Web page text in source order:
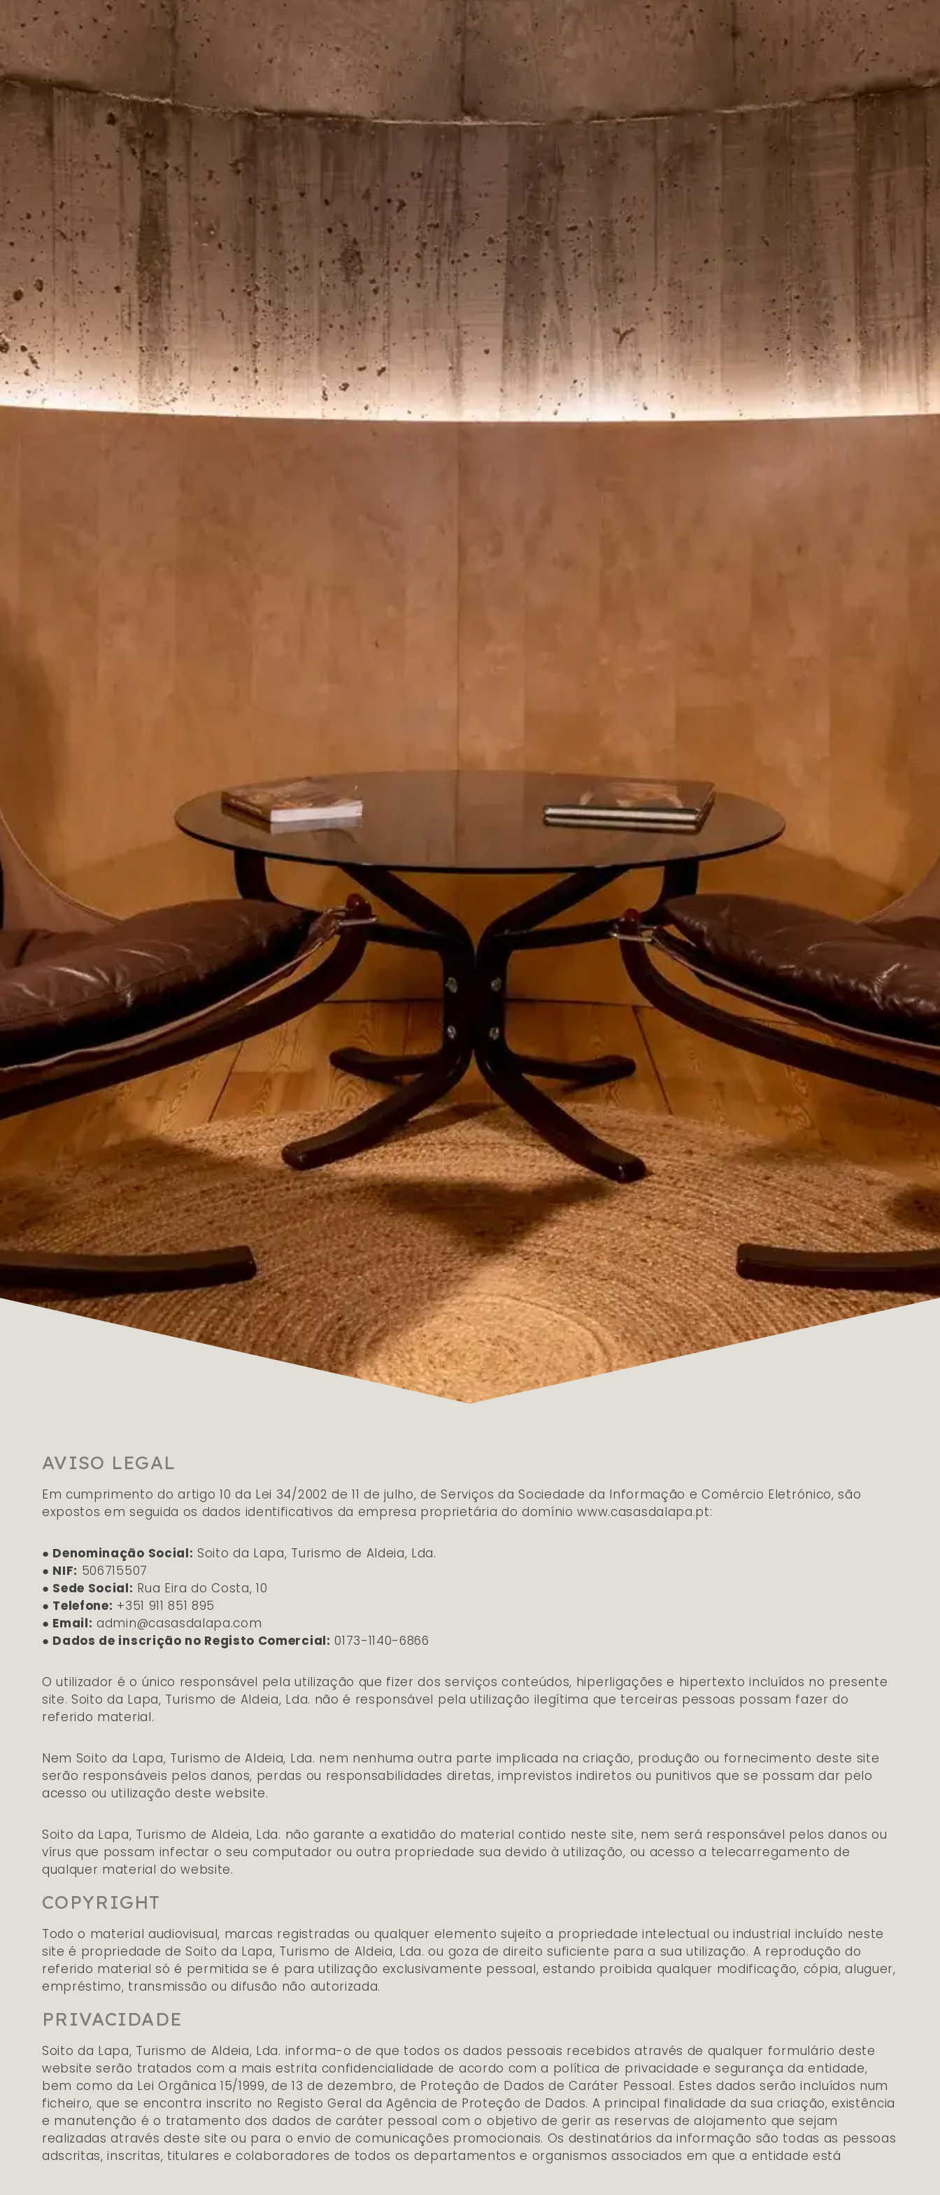
AVISO LEGAL
Em cumprimento do artigo 10 da Lei 34/2002 de 11 de julho, de Serviços da Sociedade da Informação e Comércio Eletrónico, são
expostos em seguida os dados identificativos da empresa proprietária do domínio www.casasdalapa.pt:
● Denominação Social: Soito da Lapa, Turismo de Aldeia, Lda.
● NIF: 506715507
● Sede Social: Rua Eira do Costa, 10
● Telefone: +351 911 851 895
● Email: admin@casasdalapa.com
● Dados de inscrição no Registo Comercial: 0173-1140-6866
O utilizador é o único responsável pela utilização que fizer dos serviços conteúdos, hiperligações e hipertexto incluídos no presente
site. Soito da Lapa, Turismo de Aldeia, Lda. não é responsável pela utilização ilegítima que terceiras pessoas possam fazer do
referido material.
Nem Soito da Lapa, Turismo de Aldeia, Lda. nem nenhuma outra parte implicada na criação, produção ou fornecimento deste site
serão responsáveis pelos danos, perdas ou responsabilidades diretas, imprevistos indiretos ou punitivos que se possam dar pelo
acesso ou utilização deste website.
Soito da Lapa, Turismo de Aldeia, Lda. não garante a exatidão do material contido neste site, nem será responsável pelos danos ou
vírus que possam infectar o seu computador ou outra propriedade sua devido à utilização, ou acesso a telecarregamento de
qualquer material do website.
COPYRIGHT
Todo o material audiovisual, marcas registradas ou qualquer elemento sujeito a propriedade intelectual ou industrial incluído neste
site é propriedade de Soito da Lapa, Turismo de Aldeia, Lda. ou goza de direito suficiente para a sua utilização. A reprodução do
referido material só é permitida se é para utilização exclusivamente pessoal, estando proibida qualquer modificação, cópia, aluguer,
empréstimo, transmissão ou difusão não autorizada.
PRIVACIDADE
Soito da Lapa, Turismo de Aldeia, Lda. informa-o de que todos os dados pessoais recebidos através de qualquer formulário deste
website serão tratados com a mais estrita confidencialidade de acordo com a política de privacidade e segurança da entidade,
bem como da Lei Orgânica 15/1999, de 13 de dezembro, de Proteção de Dados de Caráter Pessoal. Estes dados serão incluídos num
ficheiro, que se encontra inscrito no Registo Geral da Agência de Proteção de Dados. A principal finalidade da sua criação, existência
e manutenção é o tratamento dos dados de caráter pessoal com o objetivo de gerir as reservas de alojamento que sejam
realizadas através deste site ou para o envio de comunicações promocionais. Os destinatários da informação são todas as pessoas
adscritas, inscritas, titulares e colaboradores de todos os departamentos e organismos associados em que a entidade está